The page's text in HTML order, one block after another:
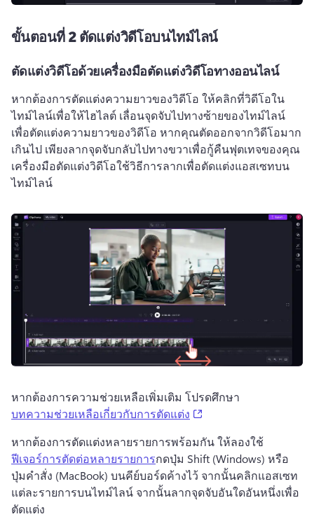
ขั้นตอนที่ 2ตัดแต่งวิดีโอบนไทม์ไลน์
ตัดแต่งวิดีโอด้วยเครื่องมือตัดแต่งวิดีโอทางออนไลน์
หากต้องการตัดแต่งความยาวของวิดีโอ ให้คลิกที่วิดีโอใน
ไทม์ไลน์เพื่อให้ไฮไลต์ เลื่อนจุดจับไปทางซ้ายของไทม์ไลน์
เพื่อตัดแต่งความยาวของวิดีโอ หากคุณตัดออกจากวิดีโอมาก
เครื่องมือตัดแต่งวิดีโอใช้วิธีการลากเพื่อตัดแต่งแอสเซทบน
ไทม์ไลน์
หากต้องการความช่วยเหลือเพิ่มเติม โปรดศึกษา
บทความช่วยเหลือเกี่ยวกับการตัดแต่ง
หากต้องการตัดแต่งหลายรายการพร้อมกัน ให้ลองใช้
ฟีเจอร์การตัดต่อหลายรายการกดปุ่ม Shift (Windows) หรือ
ปุ่มคำสั่ง (MacBook) บนคีย์บอร์ดค้างไว้ จากนั้นคลิกแอสเซท
แต่ละรายการบนไทม์ไลน์ จากนั้นลากจุดจับอันใดอันหนึ่งเพื่อ
ตัดแต่ง